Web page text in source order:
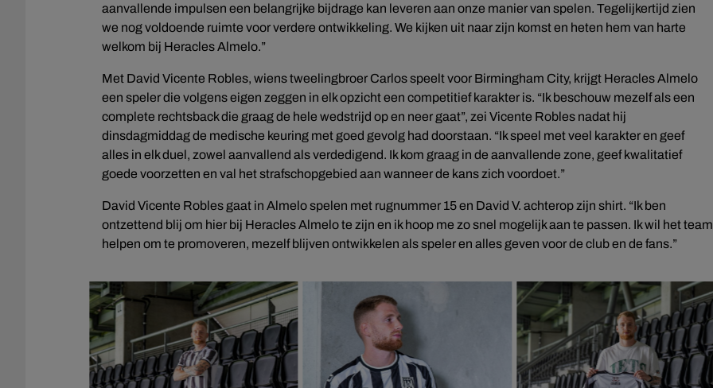
aanvallende impulsen een belangrijke bijdrage kan leveren aan onze manier van spelen. Tegelijkertijd zien
we nog voldoende ruimte voor verdere ontwikkeling. We kijken uit naar zijn komst en heten hem van harte
welkom bij Heracles Almelo.”
Met David Vicente Robles, wiens tweelingbroer Carlos speelt voor Birmingham City, krijgt Heracles Almelo
een speler die volgens eigen zeggen in elk opzicht een competitief karakter is. “Ik beschouw mezelf als een
complete rechtsback die graag de hele wedstrijd op en neer gaat”, zei Vicente Robles nadat hij
dinsdagmiddag de medische keuring met goed gevolg had doorstaan. “Ik speel met veel karakter en geef
alles in elk duel, zowel aanvallend als verdedigend. Ik kom graag in de aanvallende zone, geef kwalitatief
goede voorzetten en val het strafschopgebied aan wanneer de kans zich voordoet.”
David Vicente Robles gaat in Almelo spelen met rugnummer 15 en David V. achterop zijn shirt. “Ik ben
ontzettend blij om hier bij Heracles Almelo te zijn en ik hoop me zo snel mogelijk aan te passen. Ik wil het team
helpen om te promoveren, mezelf blijven ontwikkelen als speler en alles geven voor de club en de fans.”